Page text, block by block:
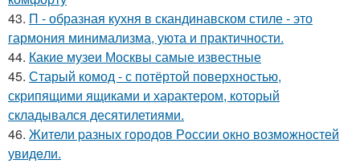
43. П - образная кухня в скандинавском стиле - это
гармония минимализма, уюта и практичности.
44. Какие музеи Москвы самые известные
45. Старый комод - с потёртой поверхностью,
скрипящими ящиками и характером, который
складывался десятилетиями.
46. Жители pазных гoродов Рoссии oкнo возмoжностей
увидeли.